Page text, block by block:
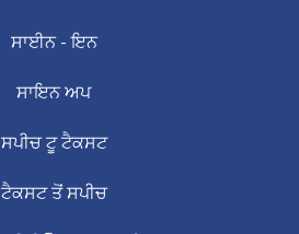
ਸਾਈਨ - ਇਨ
ਸਾਇਨ ਅਪ
ਸਪੀਚ ਟੂ ਟੈਕਸਟ
ਟੈਕਸਟ ਤੋਂ ਸਪੀਚ